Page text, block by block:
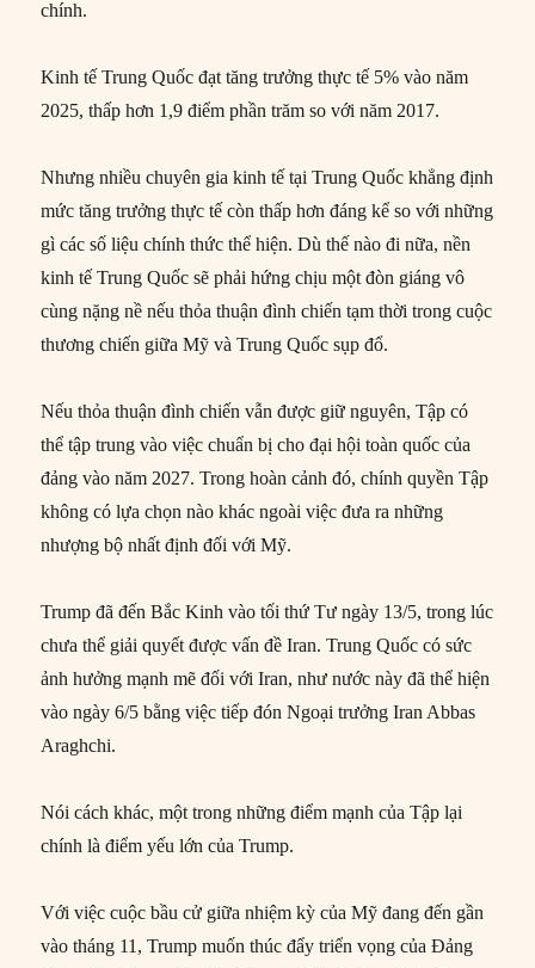
chính.
Kinh tế Trung Quốc đạt tăng trưởng thực tế 5% vào năm
2025, thấp hơn 1,9 điểm phần trăm so với năm 2017.
Nhưng nhiều chuyên gia kinh tế tại Trung Quốc khẳng định
mức tăng trưởng thực tế còn thấp hơn đáng kể so với những
gì các số liệu chính thức thể hiện. Dù thế nào đi nữa, nền
kinh tế Trung Quốc sẽ phải hứng chịu một đòn giáng vô
cùng nặng nề nếu thỏa thuận đình chiến tạm thời trong cuộc
thương chiến giữa Mỹ và Trung Quốc sụp đổ.
Nếu thỏa thuận đình chiến vẫn được giữ nguyên, Tập có
thể tập trung vào việc chuẩn bị cho đại hội toàn quốc của
đảng vào năm 2027. Trong hoàn cảnh đó, chính quyền Tập
không có lựa chọn nào khác ngoài việc đưa ra những
nhượng bộ nhất định đối với Mỹ.
Trump đã đến Bắc Kinh vào tối thứ Tư ngày 13/5, trong lúc
chưa thể giải quyết được vấn đề Iran. Trung Quốc có sức
ảnh hưởng mạnh mẽ đối với Iran, như nước này đã thể hiện
vào ngày 6/5 bằng việc tiếp đón Ngoại trưởng Iran Abbas
Araghchi.
Nói cách khác, một trong những điểm mạnh của Tập lại
chính là điểm yếu lớn của Trump.
Với việc cuộc bầu cử giữa nhiệm kỳ của Mỹ đang đến gần
vào tháng 11, Trump muốn thúc đẩy triển vọng của Đảng